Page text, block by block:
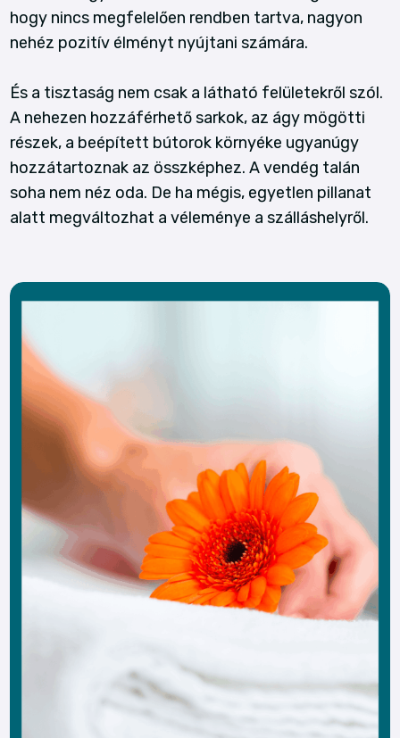
hogy nincs megfelelően rendben tartva, nagyon
nehéz pozitív élményt nyújtani számára.
És a tisztaság nem csak a látható felületekről szól.
A nehezen hozzáférhető sarkok, az ágy mögötti
részek, a beépített bútorok környéke ugyanúgy
hozzátartoznak az összképhez. A vendég talán
soha nem néz oda. De ha mégis, egyetlen pillanat
alatt megváltozhat a véleménye a szálláshelyről.